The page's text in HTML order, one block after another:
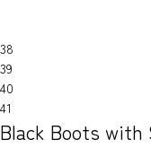
38
39
40
41
Black Boots with